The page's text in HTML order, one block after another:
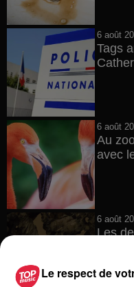
6 août
Tags
6 août
Au
avec
6 août
Les
pape
Le respect de